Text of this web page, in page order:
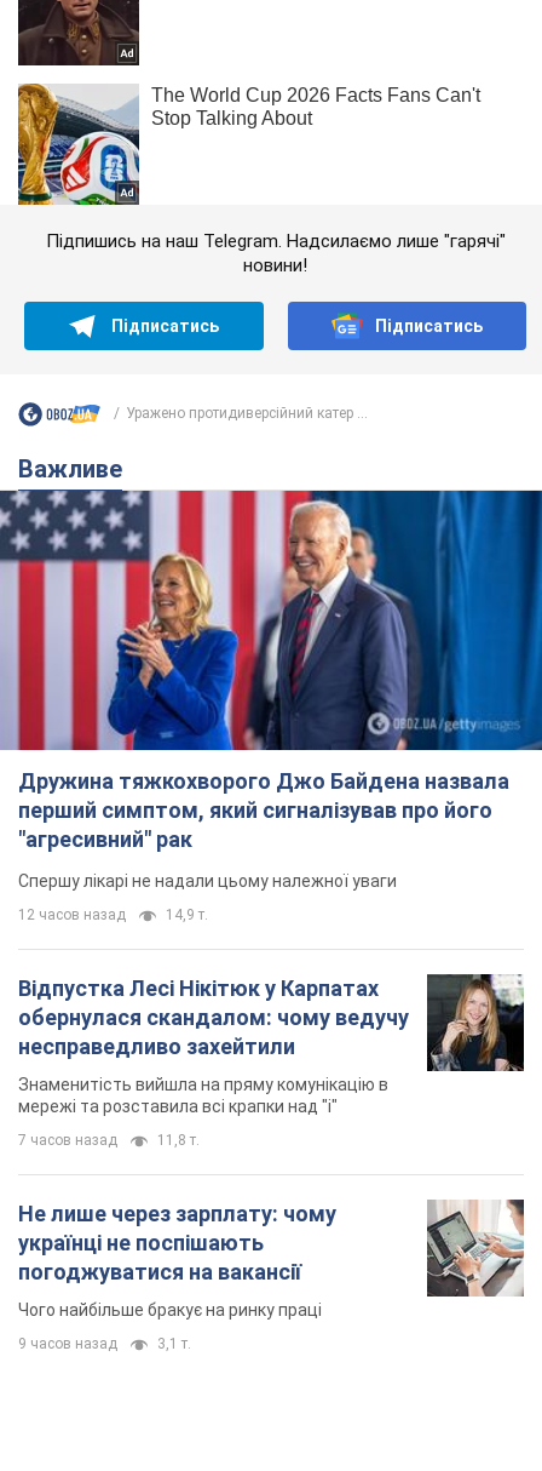
Підпишись на наш Telegram. Надсилаємо лише "гарячі"
новини!
Підписатись Підписатись
Уражено протидиверсійний катер ...
Важливе
Дружина тяжкохворого Джо Байдена назвала
перший симптом, який сигналізував про його
"агресивний" рак
Спершу лікарі не надали цьому належної уваги
12 часов назад 14,9 т.
Відпустка Лесі Нікітюк у Карпатах
обернулася скандалом: чому ведучу
несправедливо захейтили
Знаменитість вийшла на пряму комунікацію в
мережі та розставила всі крапки над "і"
7 часов назад 11,8 т.
Не лише через зарплату: чому
українці не поспішають
погоджуватися на вакансії
Чого найбільше бракує на ринку праці
9 часов назад 3,1 т.